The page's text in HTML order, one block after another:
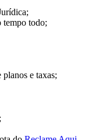
tempo todo;
e taxas;